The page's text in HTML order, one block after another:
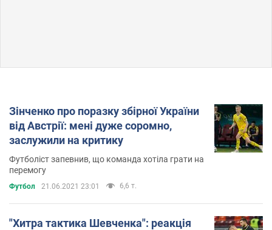
Зінченко про поразку збірної України
від Австрії: мені дуже соромно,
заслужили на критику
Футболіст запевнив, що команда хотіла грати на
перемогу
Футбол 21.06.2021 23:01 6,6 т.
"Хитра тактика Шевченка": реакція